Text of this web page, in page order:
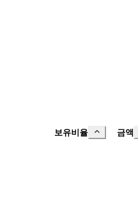
보유비율 금액